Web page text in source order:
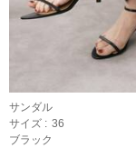
サンダル
サイズ : 36
ブラック